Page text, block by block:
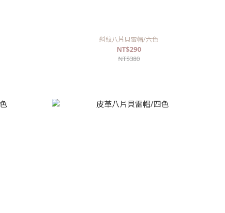
斜紋八片貝雷帽/六色
NT$290
NT$380